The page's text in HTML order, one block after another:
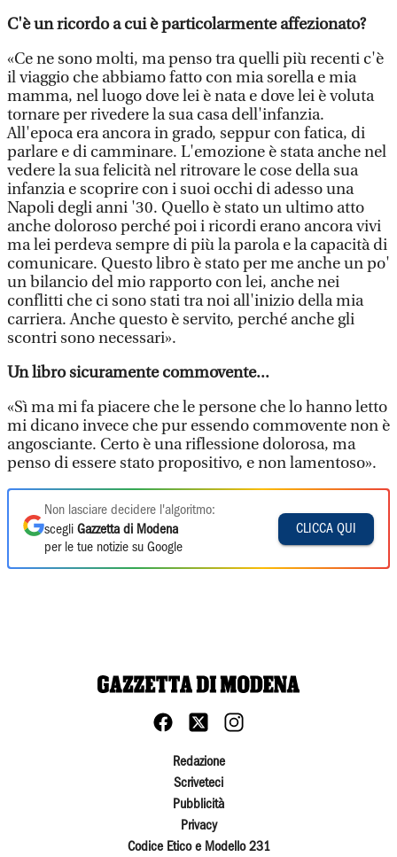
C'è un ricordo a cui è particolarmente affezionato?
«Ce ne sono molti, ma penso tra quelli più recenti c'è
il viaggio che abbiamo fatto con mia sorella e mia
mamma, nel luogo dove lei è nata e dove lei è voluta
tornare per rivedere la sua casa dell'infanzia.
All'epoca era ancora in grado, seppur con fatica, di
parlare e di camminare. L'emozione è stata anche nel
vedere la sua felicità nel ritrovare le cose della sua
infanzia e scoprire con i suoi occhi di adesso una
Napoli degli anni '30. Quello è stato un ultimo atto
anche doloroso perché poi i ricordi erano ancora vivi
ma lei perdeva sempre di più la parola e la capacità di
comunicare. Questo libro è stato per me anche un po'
un bilancio del mio rapporto con lei, anche nei
conflitti che ci sono stati tra noi all'inizio della mia
carriera. Anche questo è servito, perché anche gli
scontri sono necessari».
Un libro sicuramente commovente...
«Sì ma mi fa piacere che le persone che lo hanno letto
mi dicano invece che pur essendo commovente non è
angosciante. Certo è una riflessione dolorosa, ma
penso di essere stato propositivo, e non lamentoso».
Non lasciare decidere l'algoritmo:
scegli Gazzetta di Modena
per le tue notizie su Google
CLICCA QUI
Redazione
Scriveteci
Pubblicità
Privacy
Codice Etico e Modello 231